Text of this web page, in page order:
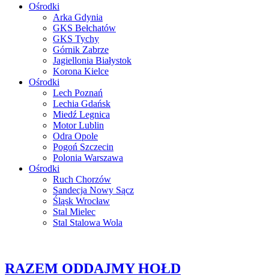
Ośrodki
Arka Gdynia
GKS Bełchatów
GKS Tychy
Górnik Zabrze
Jagiellonia Białystok
Korona Kielce
Ośrodki
Lech Poznań
Lechia Gdańsk
Miedź Legnica
Motor Lublin
Odra Opole
Pogoń Szczecin
Polonia Warszawa
Ośrodki
Ruch Chorzów
Sandecja Nowy Sącz
Śląsk Wrocław
Stal Mielec
Stal Stalowa Wola
RAZEM ODDAJMY HOŁD